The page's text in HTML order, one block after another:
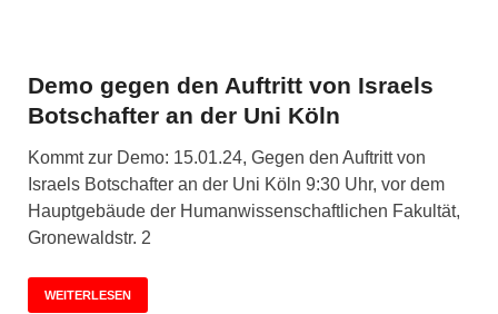
Demo gegen den Auftritt von Israels
Botschafter an der Uni Köln
Kommt zur Demo: 15.01.24, Gegen den Auftritt von
Israels Botschafter an der Uni Köln 9:30 Uhr, vor dem
Hauptgebäude der Humanwissenschaftlichen Fakultät,
Gronewaldstr. 2
WEITERLESEN